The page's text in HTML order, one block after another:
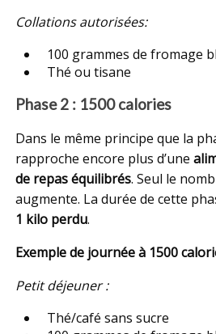
Collations autorisées:
100 grammes de fromage
Thé ou tisane
Phase 2 : 1500 calories
Dans le même principe que la
rapproche encore plus d’une
de repas équilibrés. Seul le
augmente. La durée de cette
1 kilo perdu.
Exemple de journée à 1500
Petit déjeuner :
Thé/café sans sucre